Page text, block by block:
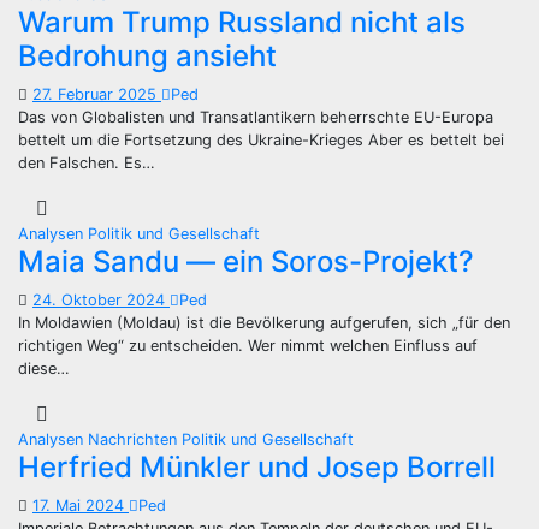
Warum Trump Russland nicht als
Bedrohung ansieht
27. Februar 2025
Ped
Das von Globalisten und Transatlantikern beherrschte EU-Europa
bettelt um die Fortsetzung des Ukraine-Krieges Aber es bettelt bei
den Falschen. Es…
Analysen Politik und Gesellschaft
Maia Sandu — ein Soros-Projekt?
24. Oktober 2024
Ped
In Moldawien (Moldau) ist die Bevölkerung aufgerufen, sich „für den
richtigen Weg“ zu entscheiden. Wer nimmt welchen Einfluss auf
diese…
Analysen Nachrichten Politik und Gesellschaft
Herfried Münkler und Josep Borrell
17. Mai 2024
Ped